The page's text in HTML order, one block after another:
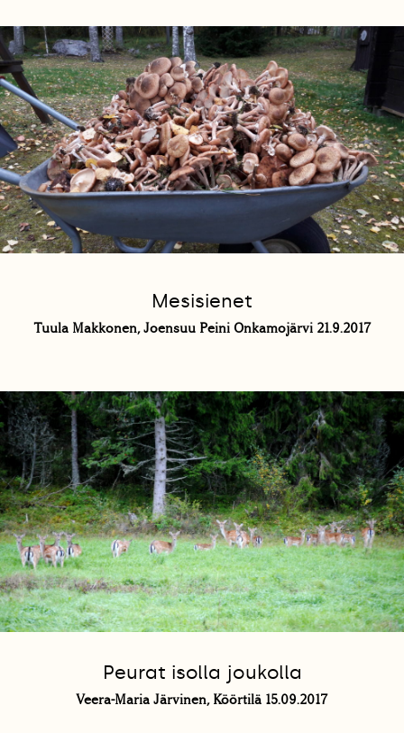
Mesisienet
Tuula Makkonen, Joensuu Peini Onkamojärvi 21.9.2017
Peurat isolla joukolla
Veera-Maria Järvinen, Köörtilä 15.09.2017